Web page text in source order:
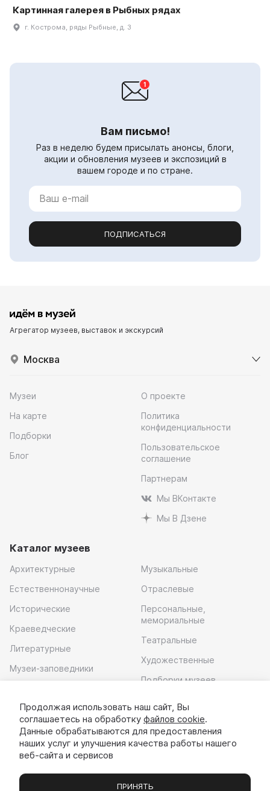
Картинная галерея в Рыбных рядах
г. Кострома, ряды Рыбные, д. 3
Вам письмо!
Раз в неделю будем присылать анонсы, блоги,
акции и обновления музеев и экспозиций в
вашем городе и по стране.
ПОДПИСАТЬСЯ
Агрегатор музеев, выставок и экскурсий
Москва
Музеи
На карте
Подборки
Блог
О проекте
Политика
конфиденциальности
Пользовательское
соглашение
Партнерам
Мы ВКонтакте
Мы В Дзене
Каталог музеев
Архитектурные
Естественнонаучные
Исторические
Краеведческие
Литературные
Музеи-заповедники
Музыкальные
Отраслевые
Персональные,
мемориальные
Театральные
Художественные
Подборки музеев
Скачать приложение
Продолжая использовать наш сайт, Вы
соглашаетесь на обработку файлов cookie.
Данные обрабатываются для предоставления
наших услуг и улучшения качества работы нашего
веб-сайта и сервисов
ПРИНЯТЬ